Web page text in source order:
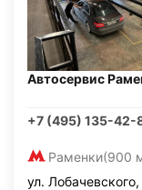
Автосервис
+7 (495) 135-42-
Раменки(900
ул. Лобачевского,